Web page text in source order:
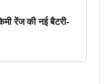
रेंज की नई बैटरी-